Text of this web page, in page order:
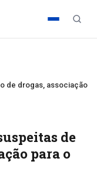
de drogas, associação
de
para o